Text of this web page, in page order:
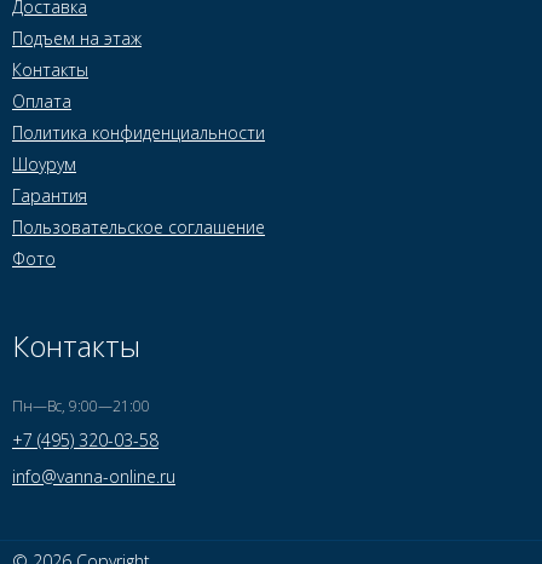
Доставка
Подъем на этаж
Контакты
Оплата
Политика конфиденциальности
Шоурум
Гарантия
Пользовательское соглашение
Фото
Контакты
Пн—Вс, 9:00—21:00
+7 (495) 320-03-58
info@vanna-online.ru